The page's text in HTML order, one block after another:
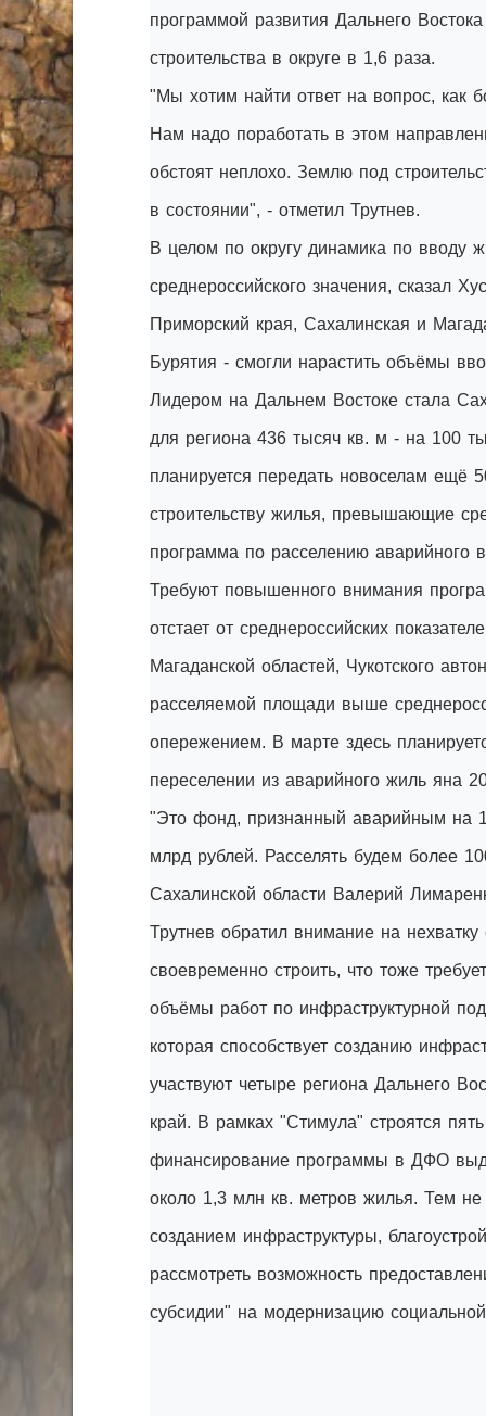
программой развития Дальнего
строительства в округе в 1,6 раза.
"Мы хотим найти ответ на вопрос, как
Нам надо поработать в этом
обстоят неплохо. Землю под
в состоянии", - отметил Трутнев.
В целом по округу динамика по вводу
среднероссийского значения, сказал
Приморский края, Сахалинская и
Бурятия - смогли нарастить объёмы
Лидером на Дальнем Востоке стала
для региона 436 тысяч кв. м - на 100
планируется передать новоселам ещё
строительству жилья, превышающие
программа по расселению аварийного
Требуют повышенного внимания
отстает от среднероссийских
Магаданской областей, Чукотского
расселяемой площади выше
опережением. В марте здесь
переселении из аварийного жиль яна
"Это фонд, признанный аварийным на
млрд рублей. Расселять будем более
Сахалинской области Валерий
Трутнев обратил внимание на
своевременно строить, что тоже
объёмы работ по инфраструктурной
которая способствует созданию
участвуют четыре региона Дальнего
край. В рамках "Стимула" строятся
финансирование программы в ДФО
около 1,3 млн кв. метров жилья. Тем
созданием инфраструктуры,
рассмотреть возможность
субсидии" на модернизацию